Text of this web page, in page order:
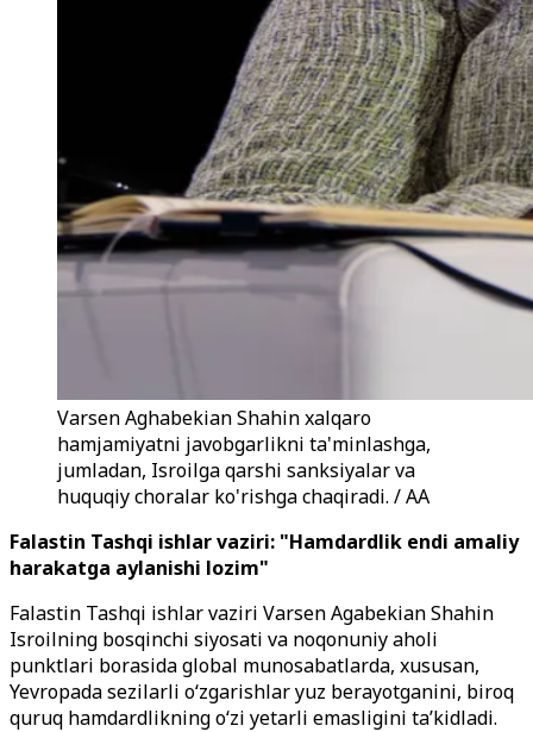
Varsen Aghabekian Shahin xalqaro
hamjamiyatni javobgarlikni ta'minlashga,
jumladan, Isroilga qarshi sanksiyalar va
huquqiy choralar ko'rishga chaqiradi. / AA
Falastin Tashqi ishlar vaziri: "Hamdardlik endi amaliy
harakatga aylanishi lozim"
Falastin Tashqi ishlar vaziri Varsen Agabekian Shahin
Isroilning bosqinchi siyosati va noqonuniy aholi
punktlari borasida global munosabatlarda, xususan,
Yevropada sezilarli o‘zgarishlar yuz berayotganini, biroq
quruq hamdardlikning o‘zi yetarli emasligini ta’kidladi.